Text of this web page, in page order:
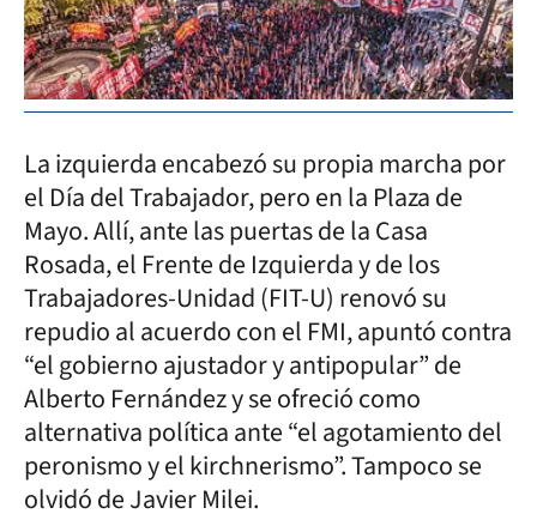
La izquierda encabezó su propia marcha por
el Día del Trabajador, pero en la Plaza de
Mayo. Allí, ante las puertas de la Casa
Rosada, el Frente de Izquierda y de los
Trabajadores-Unidad (FIT-U) renovó su
repudio al acuerdo con el FMI, apuntó contra
“el gobierno ajustador y antipopular” de
Alberto Fernández y se ofreció como
alternativa política ante “el agotamiento del
peronismo y el kirchnerismo”. Tampoco se
olvidó de Javier Milei.